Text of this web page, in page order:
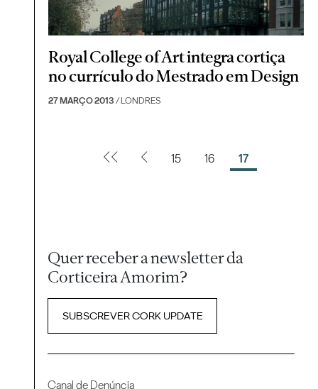
Royal College of Art integra cortiça
no currículo do Mestrado em Design
27 MARÇO 2013 / LONDRES
15 16 17
Quer receber a newsletter da
Corticeira Amorim?
SUBSCREVER CORK UPDATE
Canal de Denúncia